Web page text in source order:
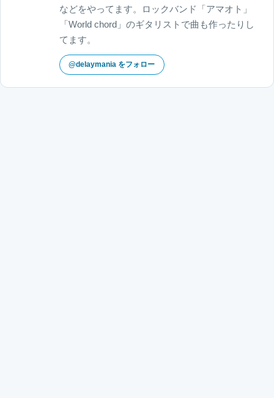
などをやってます。ロックバンド「アマオト」
「World chord」のギタリストで曲も作ったりし
てます。
@delaymania をフォロー